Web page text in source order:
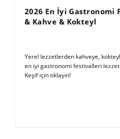
2026 En İyi Gastronomi
& Kahve & Kokteyl
Yerel lezzetlerden kahveye,
en iyi gastronomi festivalleri
Keşif için tıklayın!